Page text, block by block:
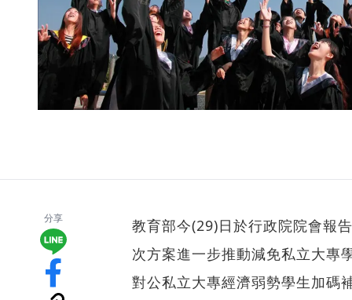
分享
教育部今(29)日於行政院院會報
次方案進一步推動減免私立大專
對公私立大專經濟弱勢學生加碼